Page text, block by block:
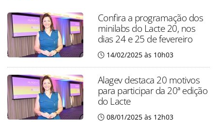
Confira a programação dos
minilabs do Lacte 20, nos
dias 24 e 25 de fevereiro
14/02/2025 às 10h03
Alagev destaca 20 motivos
para participar da 20ª edição
do Lacte
08/01/2025 às 12h03